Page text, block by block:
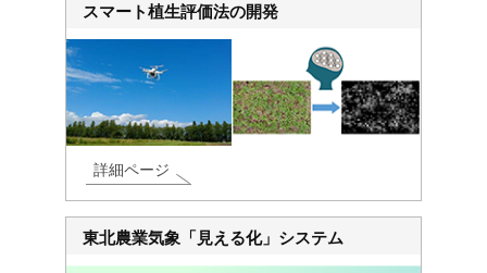
スマート植生評価法の開発
詳細ページ
東北農業気象「見える化」システム